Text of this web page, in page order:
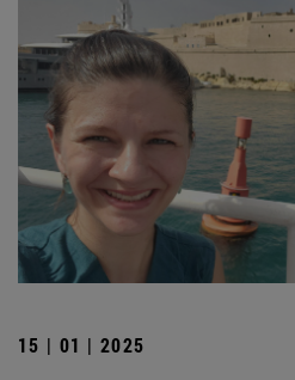
15 | 01 | 2025